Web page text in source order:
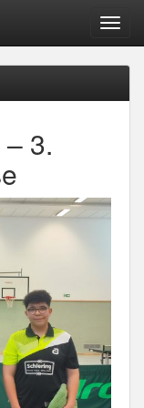
Öffne
3.